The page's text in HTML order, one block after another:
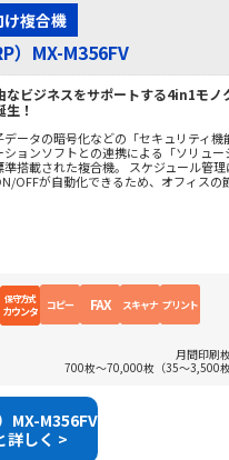
複合機
）MX-M356FV
なビジネスをサポートする4in1モノ
生！
データの暗号化などの「セキュリティ機
ションソフトとの連携による「ソリュー
準搭載された複合機。 スケジュール管
OFFが自動化できるため、オフィスの
保守方式
カウンタ コピー FAX スキャナ プリント
月間印刷
700枚～70,000枚（35～3,500
MX-M356FV
詳しく >